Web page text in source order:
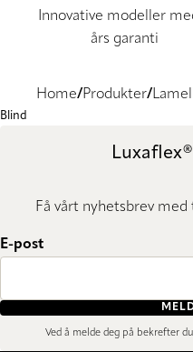
Innovative modeller
års garanti
Home Produkter
Blind
Få vårt nyhetsbrev
E-post
Ved å melde deg på bekrefter